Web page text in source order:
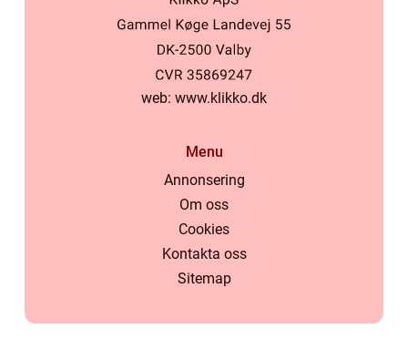
web: www.klikko.dk
Menu
Annonsering
Om oss
Cookies
Kontakta oss
Sitemap